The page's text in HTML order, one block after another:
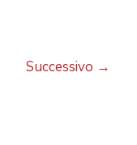
Successivo →